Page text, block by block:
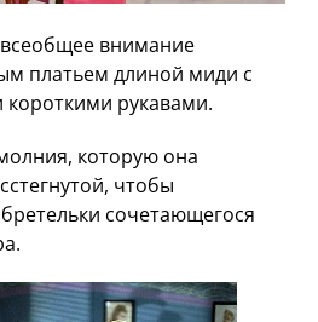
внимание
платьем длиной миди с
рукавами.
которую она
чтобы
сочетающегося